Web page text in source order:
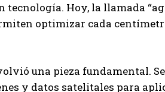
tecnología. Hoy, la llamada
optimizar cada
una pieza fundamental.
y datos satelitales para